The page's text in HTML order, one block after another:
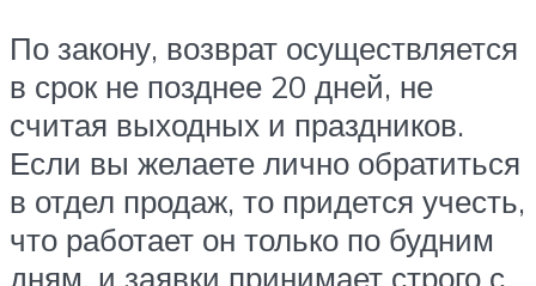
По закону, возврат осуществляется
в срок не позднее 20 дней, не
считая выходных и праздников.
Если вы желаете лично обратиться
в отдел продаж, то придется учесть,
что работает он только по будним
дням, и заявки принимает строго с